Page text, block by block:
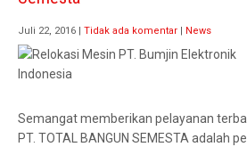
Juli 22, 2016 Tidak ada komentar News
Semangat memberikan pelayanan
PT. TOTAL BANGUN SEMESTA adalah